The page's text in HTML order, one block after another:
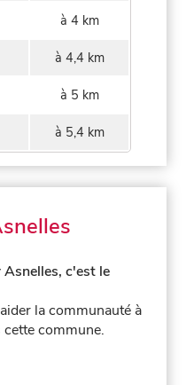
à 4 km
à 4,4 km
à 5 km
à 5,4 km
c'est le
la communauté à
cette commune.